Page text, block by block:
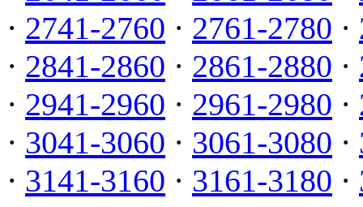
· 2741-2760 · 2761-2780 ·
· 2841-2860 · 2861-2880 ·
· 2941-2960 · 2961-2980 ·
· 3041-3060 · 3061-3080 ·
· 3141-3160 · 3161-3180 ·